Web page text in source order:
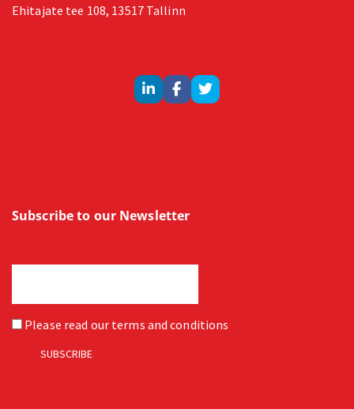
Ehitajate tee 108, 13517 Tallinn
Subscribe to our Newsletter
Please read our terms and conditions